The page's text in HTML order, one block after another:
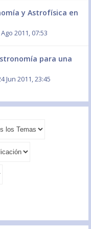
y Astrofísica en
2011, 07:53
para una
Jun 2011, 23:45